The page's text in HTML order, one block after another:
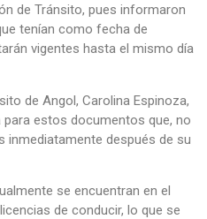
de Tránsito, pues informaron
tenían como fecha de
vigentes hasta el mismo día
de Angol, Carolina Espinoza,
estos documentos que, no
inmediatamente después de su
se encuentran en el
de conducir, lo que se